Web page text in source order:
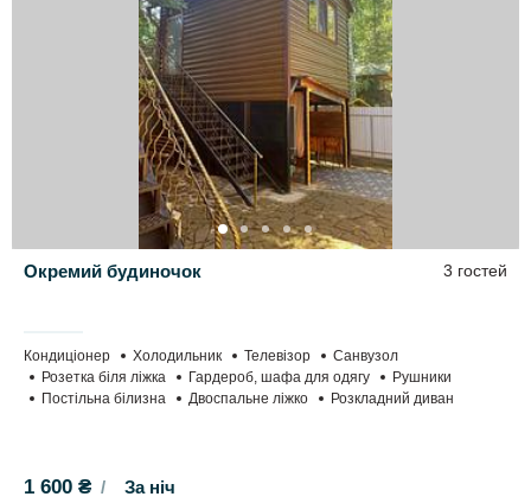
Окремий будиночок 3 гостей
Кондиціонер Холодильник Телевізор
Санвузол
Розетка біля ліжка
Гардероб, шафа для одягу
Рушники
Постільна білизна
Двоспальне ліжко Розкладний диван
1 600 ₴ За ніч